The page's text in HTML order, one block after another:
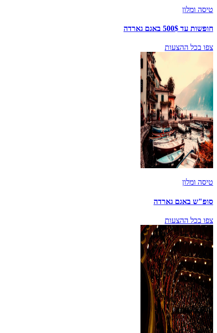
טיסה ומלון
חופשות עד 500$ באגם גארדה
צפו בכל ההצעות
טיסה ומלון
סופ"ש באגם גארדה
צפו בכל ההצעות